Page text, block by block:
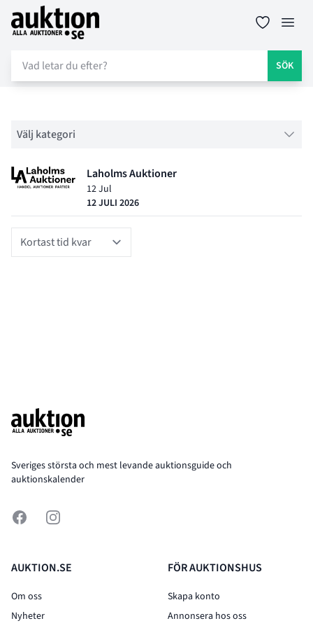
Auktion.se
SÖK
Filter
Välj kategori
Objektlistning för auktionLaholms Auktioner
12 Jul
12 JULI 2026
Sort
Sveriges största och mest levande auktionsguide och
auktionskalender
FacebookInstagram
AUKTION.SE
Om oss
Nyheter
FÖR AUKTIONSHUS
Skapa konto
Annonsera hos oss